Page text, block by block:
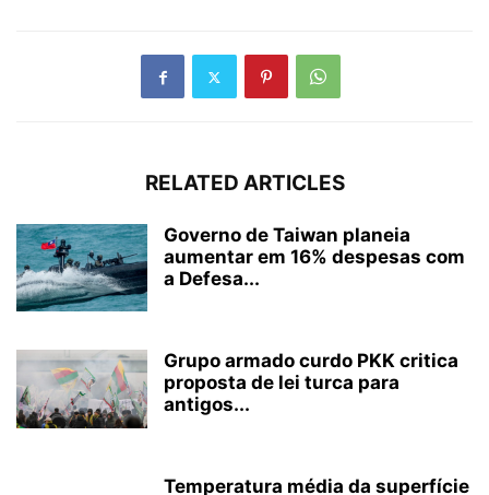
RELATED ARTICLES
Governo de Taiwan planeia
aumentar em 16% despesas com
a Defesa...
Grupo armado curdo PKK critica
proposta de lei turca para
antigos...
Temperatura média da superfície